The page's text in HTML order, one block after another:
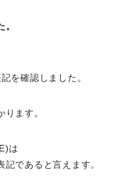
を確認しました。
ます。
は
であると言えます。